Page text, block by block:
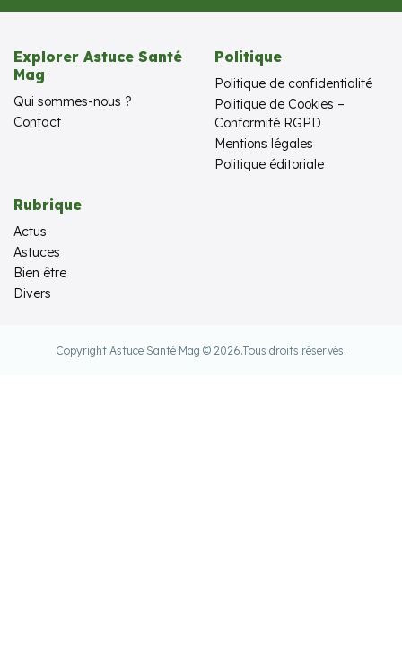
Explorer Astuce Santé
Mag
Qui sommes-nous ?
Contact
Politique
Politique de confidentialité
Politique de Cookies –
Conformité RGPD
Mentions légales
Politique éditoriale
Rubrique
Actus
Astuces
Bien être
Divers
Copyright Astuce Santé Mag © 2026.Tous droits réservés.